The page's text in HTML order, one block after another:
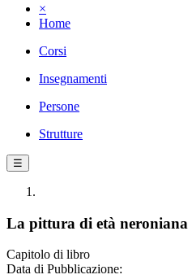
×
Home
Corsi
Insegnamenti
Persone
Strutture
☰
La pittura di età neroniana
Capitolo di libro
Data di Pubblicazione: